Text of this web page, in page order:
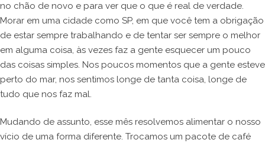
no chão de novo e para ver que o que é real de verdade.
Morar em uma cidade como SP, em que você tem a obrigação
de estar sempre trabalhando e de tentar ser sempre o melhor
em alguma coisa, às vezes faz a gente esquecer um pouco
das coisas simples. Nos poucos momentos que a gente esteve
perto do mar, nos sentimos longe de tanta coisa, longe de
tudo que nos faz mal.
Mudando de assunto, esse mês resolvemos alimentar o nosso
vício de uma forma diferente. Trocamos um pacote de café